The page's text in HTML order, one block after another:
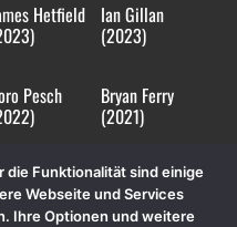
Hetfield Ian Gillan
(2023)
Pesch Bryan Ferry
(2021)
die Funktionalität sind einige
Webseite und Services
Ihre Optionen und weitere